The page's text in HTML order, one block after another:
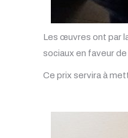
Les œuvres ont par
sociaux en faveur
Ce prix servira à